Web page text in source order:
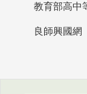
良師興國網